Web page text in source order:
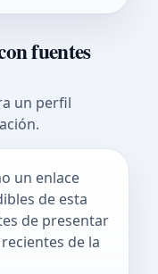
fuentes
un perfil
un enlace
de esta
de presentar
de la